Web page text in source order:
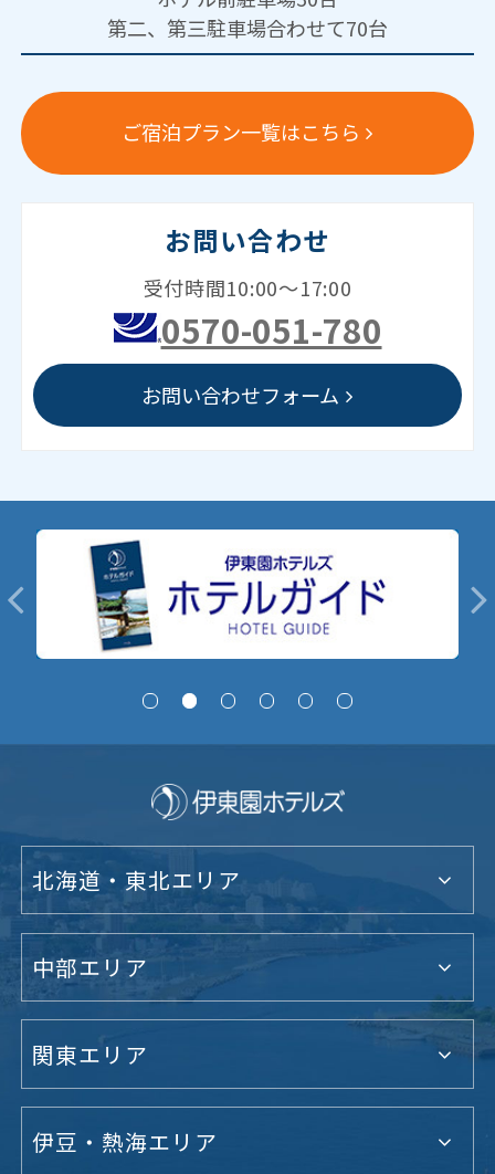
第二、第三駐車場合わせて70台
ご宿泊プラン一覧はこちら
お問い合わせ
受付時間10:00～17:00
0570-051-780
お問い合わせフォーム
北海道・東北エリア
中部エリア
関東エリア
伊豆・熱海エリア